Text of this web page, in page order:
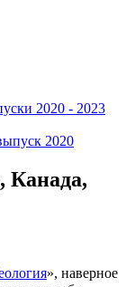
2020 - 2023
2020
Канада,
», наверное